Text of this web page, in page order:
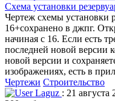
Схема установки
Чертеж схемы установки
16+сохранено в джпг.
начиная с 16. Если есть
последней новой версии
новой версии и
изображениях, есть в
Чертежи Строительство
Laguz : 21 августа